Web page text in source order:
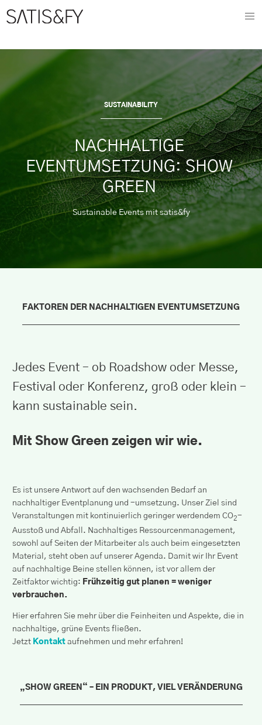
SUSTAINABILITY
NACHHALTIGE
EVENTUMSETZUNG: SHOW
GREEN
Sustainable Events mit satis&fy
FAKTOREN DER NACHHALTIGEN EVENTUMSETZUNG
Jedes Event – ob Roadshow oder Messe,
Festival oder Konferenz, groß oder klein –
kann sustainable sein.
Mit Show Green zeigen wir wie.
Es ist unsere Antwort auf den wachsenden Bedarf an
nachhaltiger Eventplanung und -umsetzung. Unser Ziel sind
Veranstaltungen mit kontinuierlich geringer werdendem CO2-
Ausstoß und Abfall. Nachhaltiges Ressourcenmanagement,
sowohl auf Seiten der Mitarbeiter als auch beim eingesetzten
Material, steht oben auf unserer Agenda. Damit wir Ihr Event
auf nachhaltige Beine stellen können, ist vor allem der
Zeitfaktor wichtig: Frühzeitig gut planen = weniger
verbrauchen.
Hier erfahren Sie mehr über die Feinheiten und Aspekte, die in
nachhaltige, grüne Events fließen.
Jetzt Kontakt aufnehmen und mehr erfahren!
„SHOW GREEN“ – EIN PRODUKT, VIEL VERÄNDERUNG